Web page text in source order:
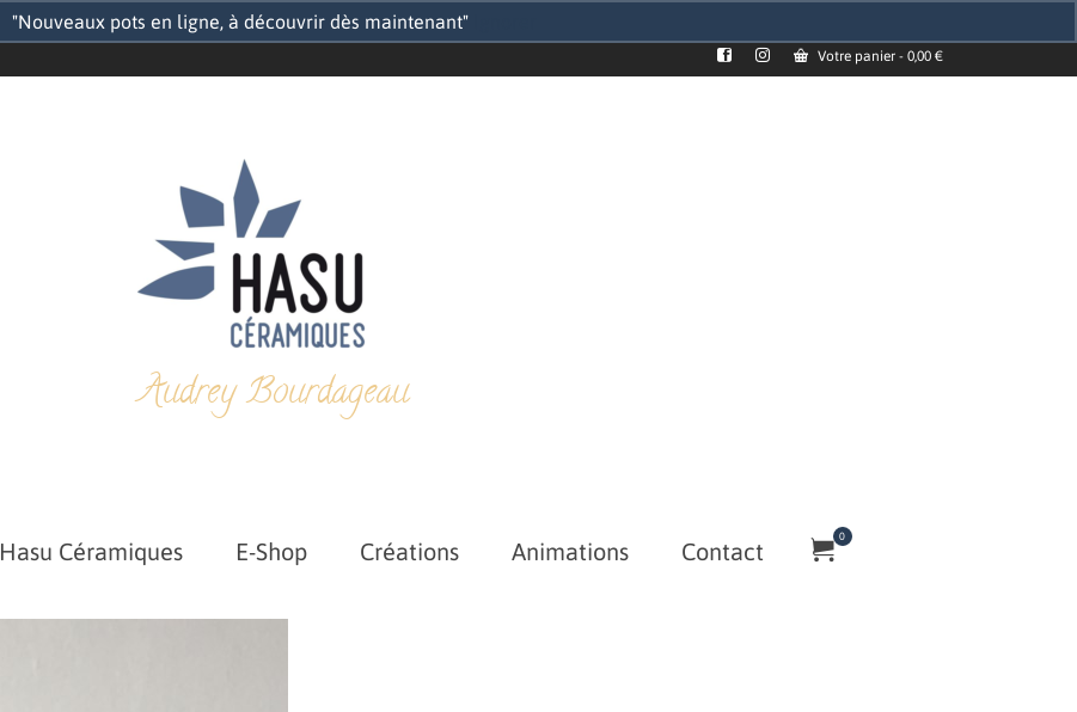
"Nouveaux pots en ligne, à découvrir dès maintenant"
Votre panier - 0,00 €
Audrey Bourdageau
Hasu Céramiques E-Shop Créations Animations Contact
0